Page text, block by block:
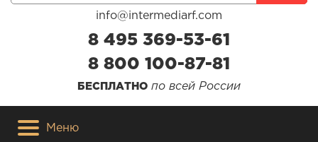
info@intermediarf.com
8 495 369-53-61
8 800 100-87-81
БЕСПЛАТНО по всей России
Меню